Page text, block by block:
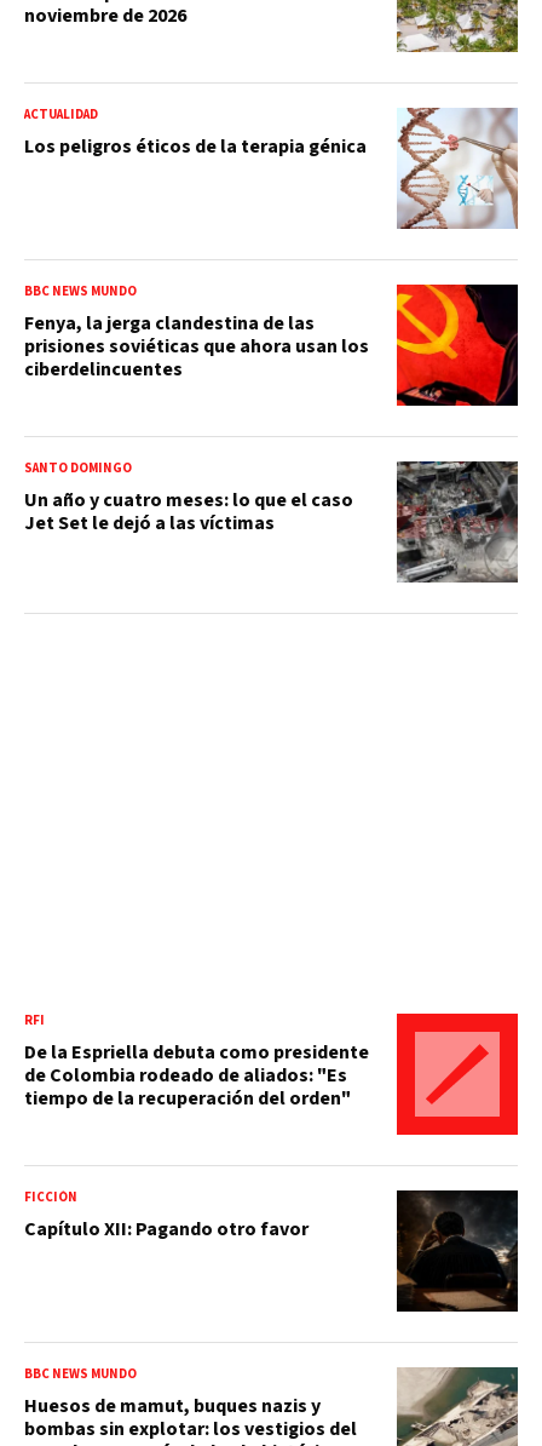
noviembre de 2026
ACTUALIDAD
Los peligros éticos de la terapia génica
BBC NEWS MUNDO
Fenya, la jerga clandestina de las
prisiones soviéticas que ahora usan los
ciberdelincuentes
SANTO DOMINGO
Un año y cuatro meses: lo que el caso
Jet Set le dejó a las víctimas
RFI
De la Espriella debuta como presidente
de Colombia rodeado de aliados: "Es
tiempo de la recuperación del orden"
FICCIÓN
Capítulo XII: Pagando otro favor
BBC NEWS MUNDO
Huesos de mamut, buques nazis y
bombas sin explotar: los vestigios del